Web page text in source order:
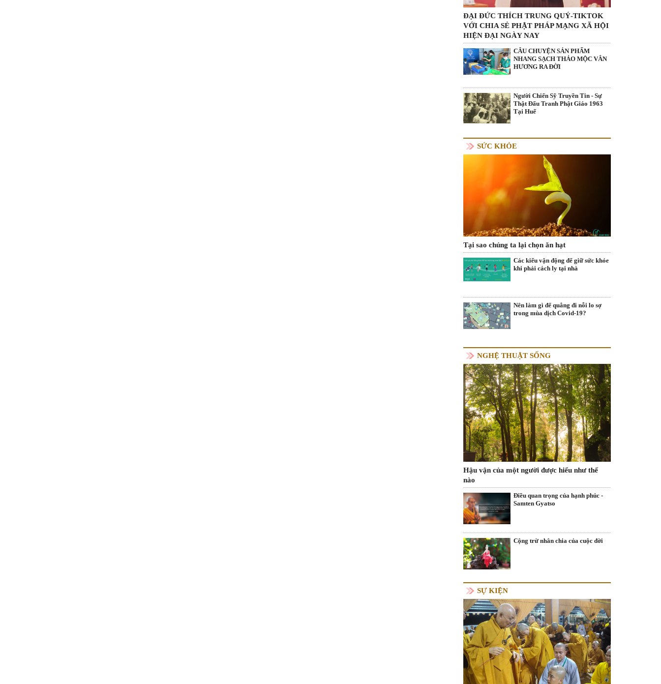
ĐẠI ĐỨC THÍCH TRUNG QUÝ-TIKTOK
VỚI CHIA SẺ PHẬT PHÁP MẠNG XÃ HỘI
HIỆN ĐẠI NGÀY NAY
CÂU CHUYỆN SẢN PHẨM
NHANG SẠCH THẢO MỘC VÂN
HƯƠNG RA ĐỜI
Người Chiến Sỹ Truyền Tin - Sự
Thật Đấu Tranh Phật Giáo 1963
Tại Huế
SỨC KHỎE
Tại sao chúng ta lại chọn ăn hạt
Các kiểu vận động để giữ sức khỏe
khi phải cách ly tại nhà
Nên làm gì để quẳng đi nỗi lo sợ
trong mùa dịch Covid-19?
NGHỆ THUẬT SỐNG
Hậu vận của một người được hiểu như thế
nào
Điều quan trọng của hạnh phúc -
Samten Gyatso
Cộng trừ nhân chia của cuộc đời
SỰ KIỆN